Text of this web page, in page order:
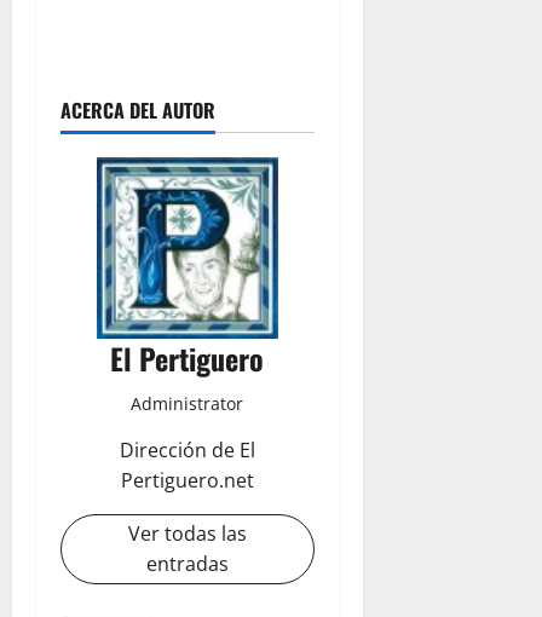
ACERCA DEL AUTOR
El Pertiguero
Administrator
Dirección de El
Pertiguero.net
Ver todas las
entradas